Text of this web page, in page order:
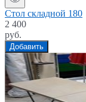
Стол складной 180
2 400
руб.
Добавить